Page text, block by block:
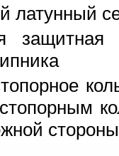
латунный
стороны